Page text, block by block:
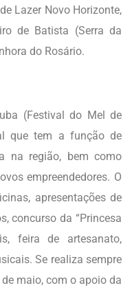
Lazer Novo Horizonte,
de Batista (Serra da
do Rosário.
(Festival do Mel de
que tem a função de
na região, bem como
empreendedores. O
apresentações de
concurso da “Princesa
feira de artesanato,
Se realiza sempre
maio, com o apoio da